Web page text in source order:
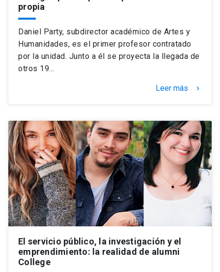
propia
Daniel Party, subdirector académico de Artes y
Humanidades, es el primer profesor contratado
por la unidad. Junto a él se proyecta la llegada de
otros 19…
Leer más keyboard_arrow_right
El servicio público, la investigación y el
emprendimiento: la realidad de alumni
College